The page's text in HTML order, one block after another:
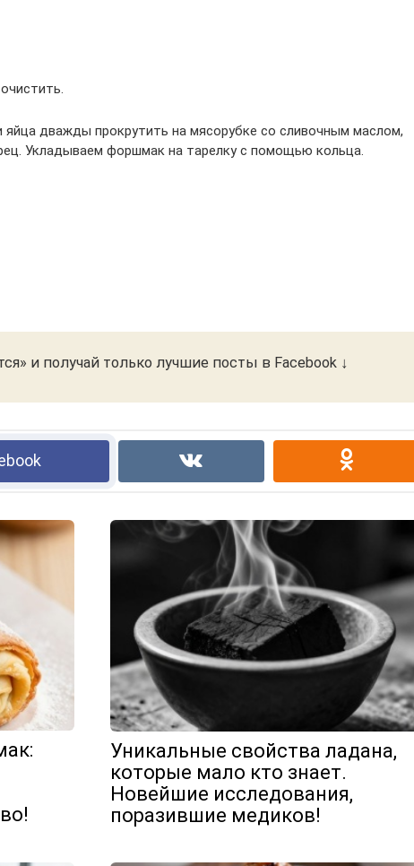
яйца дважды прокрутить на мясорубке со сливочным маслом,
Укладываем форшмак на тарелку с помощью кольца.
и получай только лучшие посты в Facebook ↓
Уникальные свойства ладана,
которые мало кто знает.
Новейшие исследования,
поразившие медиков!